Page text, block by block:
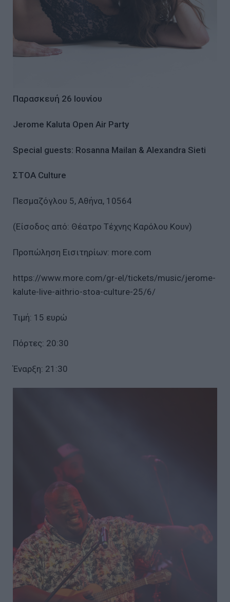
Παρασκευή 26 Ιουνίου
Jerome Kaluta Open Air Party
Special guests: Rosanna Mailan & Alexandra Sieti
ΣΤΟΑ Culture
Πεσμαζόγλου 5, Αθήνα, 10564
(Eίσοδος από: Θέατρο Τέχνης Καρόλου Κουν)
Προπώληση Εισιτηρίων: more.com
https://www.more.com/gr-el/tickets/music/jerome-
kalute-live-aithrio-stoa-culture-25/6/
Τιμή: 15 ευρώ
Πόρτες: 20:30
Έναρξη: 21:30